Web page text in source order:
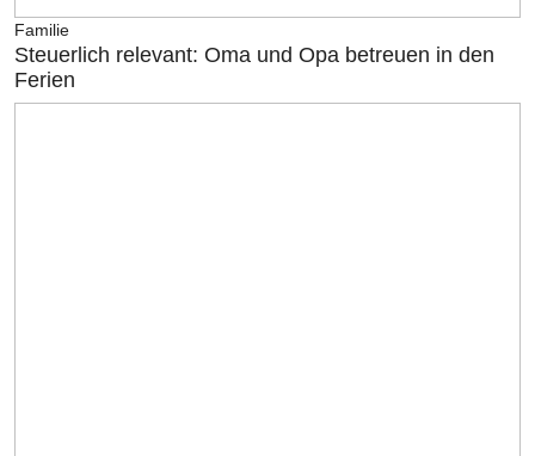
Familie
Steuerlich relevant: Oma und Opa betreuen in den
Ferien